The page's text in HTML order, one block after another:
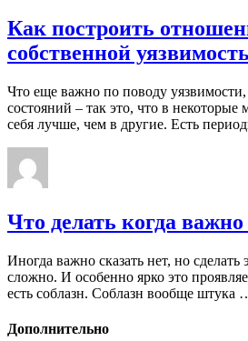
Как построить
собственной
Что еще важно по поводу
состояний – так это, что в
себя лучше, чем в другие. Есть
Что делать когда важно
Иногда важно сказать нет, но сделать
сложно. И особенно ярко это
есть соблазн. Соблазн вообще штука
Дополнительно